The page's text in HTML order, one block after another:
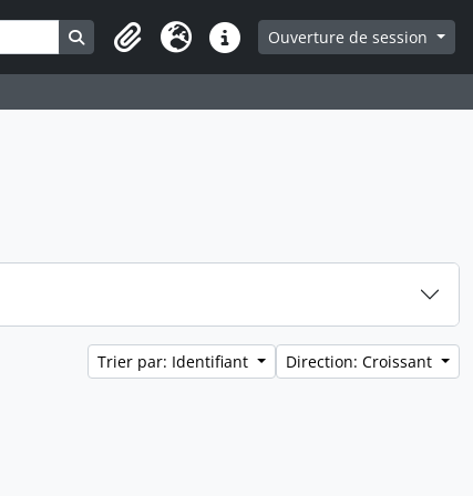
Search in browse page
Presse-papier
LangueLiens rapidesOuverture de session
Trier par: Identifiant Direction: Croissant